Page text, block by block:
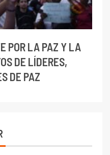
POR LA PAZ Y LA
DE LÍDERES,
DE PAZ